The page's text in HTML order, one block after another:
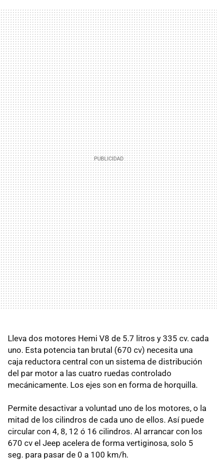
Lleva dos motores Hemi V8 de 5.7 litros y 335 cv. cada
uno. Esta potencia tan brutal (670 cv) necesita una
caja reductora central con un sistema de distribución
del par motor a las cuatro ruedas controlado
mecánicamente. Los ejes son en forma de horquilla.
Permite desactivar a voluntad uno de los motores, o la
mitad de los cilindros de cada uno de ellos. Así puede
circular con 4, 8, 12 ó 16 cilindros. Al arrancar con los
670 cv el Jeep acelera de forma vertiginosa, solo 5
seg. para pasar de 0 a 100 km/h.